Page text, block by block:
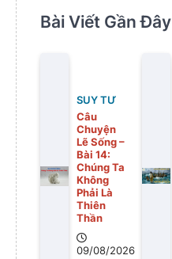
Bài Viết Gần Đây
SUY TƯ
Câu
Chuyện
Lẽ Sống –
Bài 14:
Chúng Ta
Không
Phải Là
Thiên
Thần
09/08/2026